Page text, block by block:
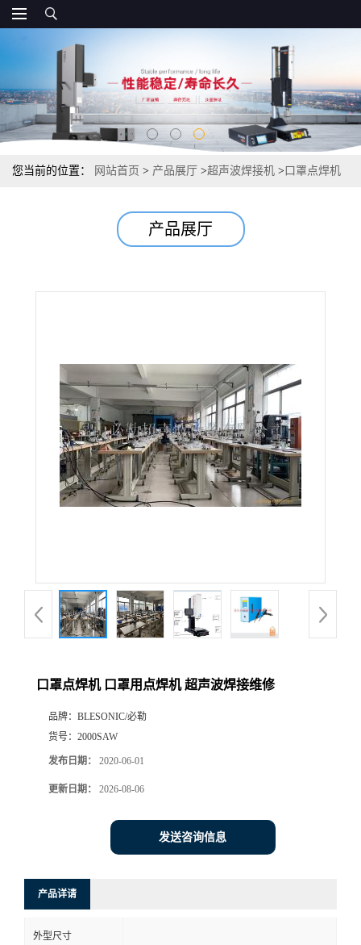
您当前的位置： 网站首页 > 产品展厅 >超声波焊接机 > 口罩点焊机
产品展厅
口罩点焊机 口罩用点焊机 超声波焊接维修
品牌： BLESONIC/必勒
货号： 2000SAW
发布日期： 2020-06-01
更新日期： 2026-08-06
发送咨询信息
产品详请
外型尺寸